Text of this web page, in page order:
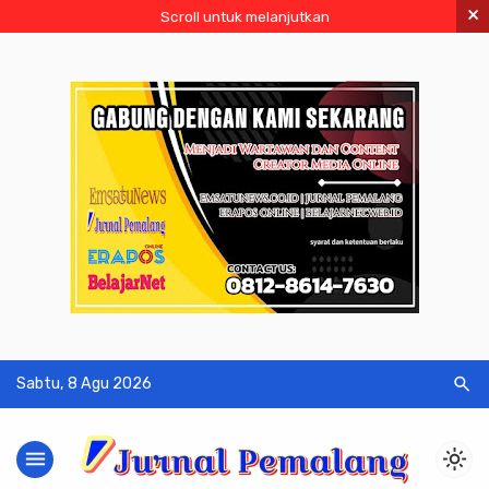
Scroll untuk melanjutkan ×
Sabtu, 8 Agu 2026 search
menu light_mode